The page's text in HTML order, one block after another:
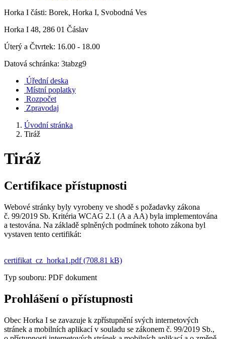
Horka I části: Borek, Horka I, Svobodná Ves
Horka I 48, 286 01 Čáslav
Úterý a Čtvrtek: 16.00 - 18.00
Datová schránka: 3tabzg9
Úřední deska
Místní poplatky
Rozpočet
Zpravodaj
Úvodní stránka
Tiráž
Tiráž
Certifikace přístupnosti
Webové stránky byly vyrobeny ve shodě s požadavky zákona
č. 99/2019 Sb. Kritéria WCAG 2.1 (A a AA) byla implementována
a testována. Na základě splněných podmínek tohoto zákona byl
vystaven tento certifikát:
certifikat_cz_horka1.pdf (708.81 kB)
Typ souboru: PDF dokument
Prohlášení o přístupnosti
Obec Horka I se zavazuje k zpřístupnění svých internetových
stránek a mobilních aplikací v souladu se zákonem č. 99/2019 Sb.,